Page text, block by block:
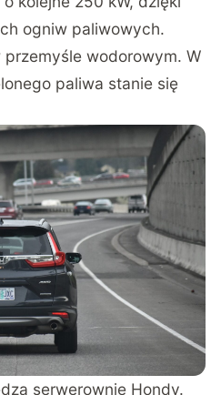
ogniw paliwowych.
przemyśle wodorowym. W
paliwa stanie się
serwerownię Hondy.